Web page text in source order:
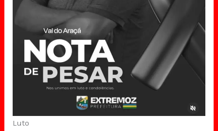
Luto